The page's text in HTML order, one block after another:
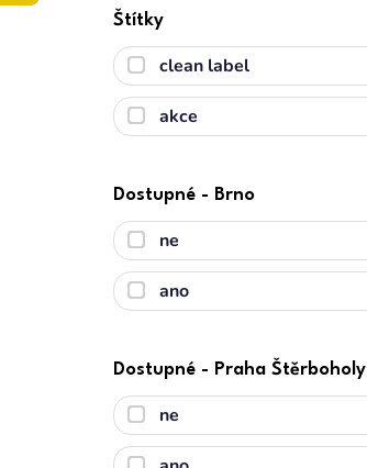
Štítky
clean label
akce
Dostupné - Brno
ne
ano
Dostupné - Praha Štěrboholy
ne